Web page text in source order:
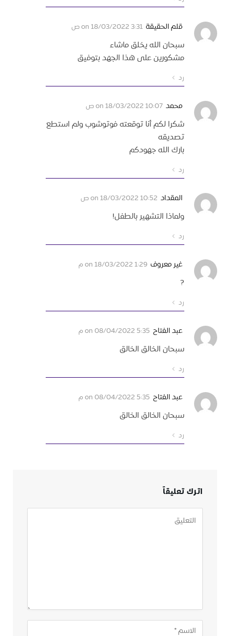
قلم الحقيقة 18/03/2022 3:31 ص
سبحان الله يخلق ماشاء
مشكورين على هذا الجهد بتوفيق
رد
محمد 18/03/2022 10:07 ص
شكرا لكم أنا توقعته فوتوشوب ولم استطع
تصديقه
بارك الله جهودكم
رد
المقداد 18/03/2022 10:52 ص
ولماذا التشهير بالطفل!
رد
غير معروف 18/03/2022 1:29 م
?
رد
عبد الفتاح 08/04/2022 5:35 م
سبحان الخالق الخالق
رد
عبد الفتاح 08/04/2022 5:35 م
سبحان الخالق الخالق
رد
اترك تعليقاً